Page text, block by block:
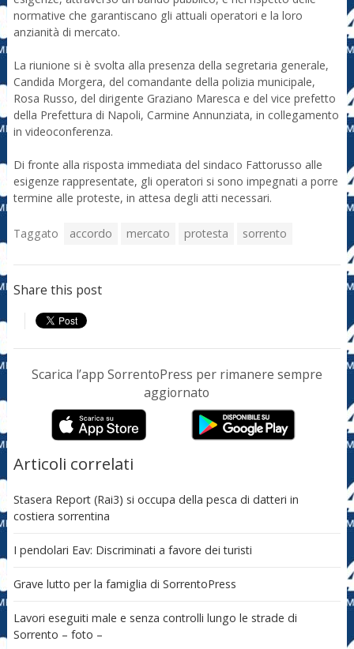
normative che garantiscano gli attuali operatori e la loro
anzianità di mercato.
La riunione si è svolta alla presenza della segretaria generale,
Candida Morgera, del comandante della polizia municipale,
Rosa Russo, del dirigente Graziano Maresca e del vice prefetto
della Prefettura di Napoli, Carmine Annunziata, in collegamento
in videoconferenza.
Di fronte alla risposta immediata del sindaco Fattorusso alle
esigenze rappresentate, gli operatori si sono impegnati a porre
termine alle proteste, in attesa degli atti necessari.
Taggato accordo mercato protesta sorrento
Share this post
Scarica l’app SorrentoPress per rimanere sempre
aggiornato
Articoli correlati
Stasera Report (Rai3) si occupa della pesca di datteri in
costiera sorrentina
I pendolari Eav: Discriminati a favore dei turisti
Grave lutto per la famiglia di SorrentoPress
Lavori eseguiti male e senza controlli lungo le strade di
Sorrento – foto –